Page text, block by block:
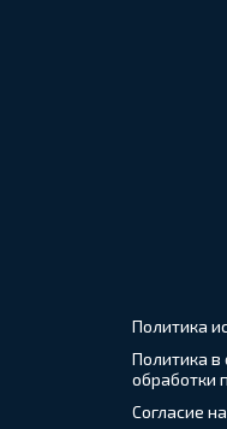
Политика
Политика
обработки
Согласие